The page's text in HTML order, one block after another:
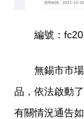
編號：
無錫市市
品，依法啟動
有關情況通告如